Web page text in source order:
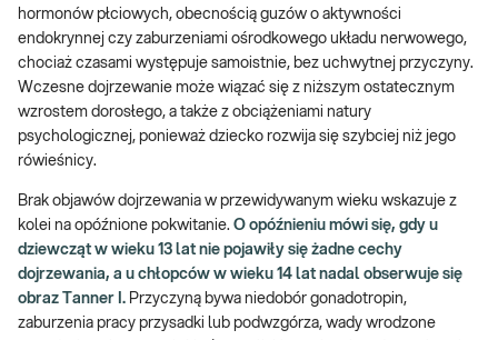
hormonów płciowych, obecnością guzów o aktywności
endokrynnej czy zaburzeniami ośrodkowego układu nerwowego,
chociaż czasami występuje samoistnie, bez uchwytnej przyczyny.
Wczesne dojrzewanie może wiązać się z niższym ostatecznym
wzrostem dorosłego, a także z obciążeniami natury
psychologicznej, ponieważ dziecko rozwija się szybciej niż jego
rówieśnicy.
Brak objawów dojrzewania w przewidywanym wieku wskazuje z
kolei na opóźnione pokwitanie. O opóźnieniu mówi się, gdy u
dziewcząt w wieku 13 lat nie pojawiły się żadne cechy
dojrzewania, a u chłopców w wieku 14 lat nadal obserwuje się
obraz Tanner I. Przyczyną bywa niedobór gonadotropin,
zaburzenia pracy przysadki lub podwzgórza, wady wrodzone